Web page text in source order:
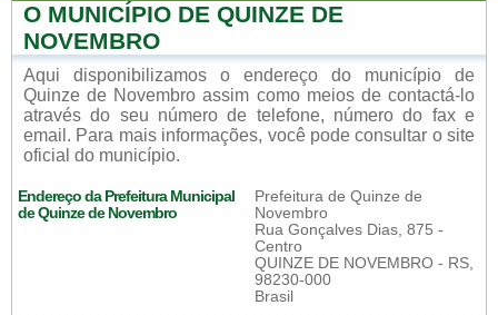
O MUNICÍPIO DE QUINZE DE
NOVEMBRO
Aqui disponibilizamos o endereço do município de
Quinze de Novembro assim como meios de contactá-lo
através do seu número de telefone, número do fax e
email. Para mais informações, você pode consultar o site
oficial do município.
Endereço da Prefeitura Municipal
de Quinze de Novembro
Prefeitura de Quinze de
Novembro
Rua Gonçalves Dias, 875 -
Centro
QUINZE DE NOVEMBRO - RS,
98230-000
Brasil